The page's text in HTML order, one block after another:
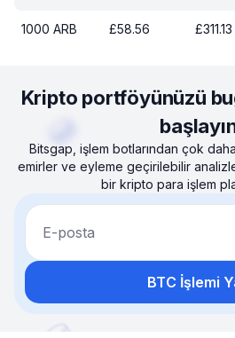
1000 ARB £58.56 £311.13
Kripto portföyünüzü
Bitsgap, işlem botlarından çok daha
emirler ve eyleme geçirilebilir
bir kripto para işlem
E-posta
BTC İşlemi